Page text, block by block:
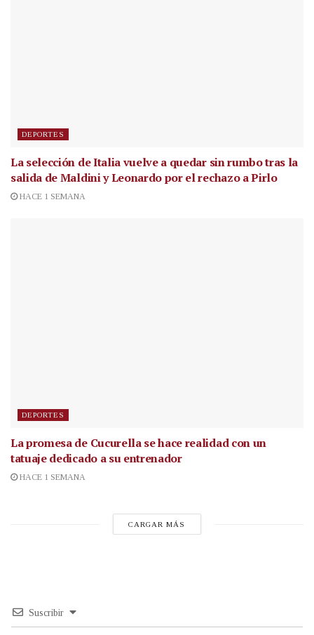
DEPORTES
La selección de Italia vuelve a quedar sin rumbo tras la
salida de Maldini y Leonardo por el rechazo a Pirlo
HACE 1 SEMANA
DEPORTES
La promesa de Cucurella se hace realidad con un
tatuaje dedicado a su entrenador
HACE 1 SEMANA
CARGAR MÁS
Suscribir